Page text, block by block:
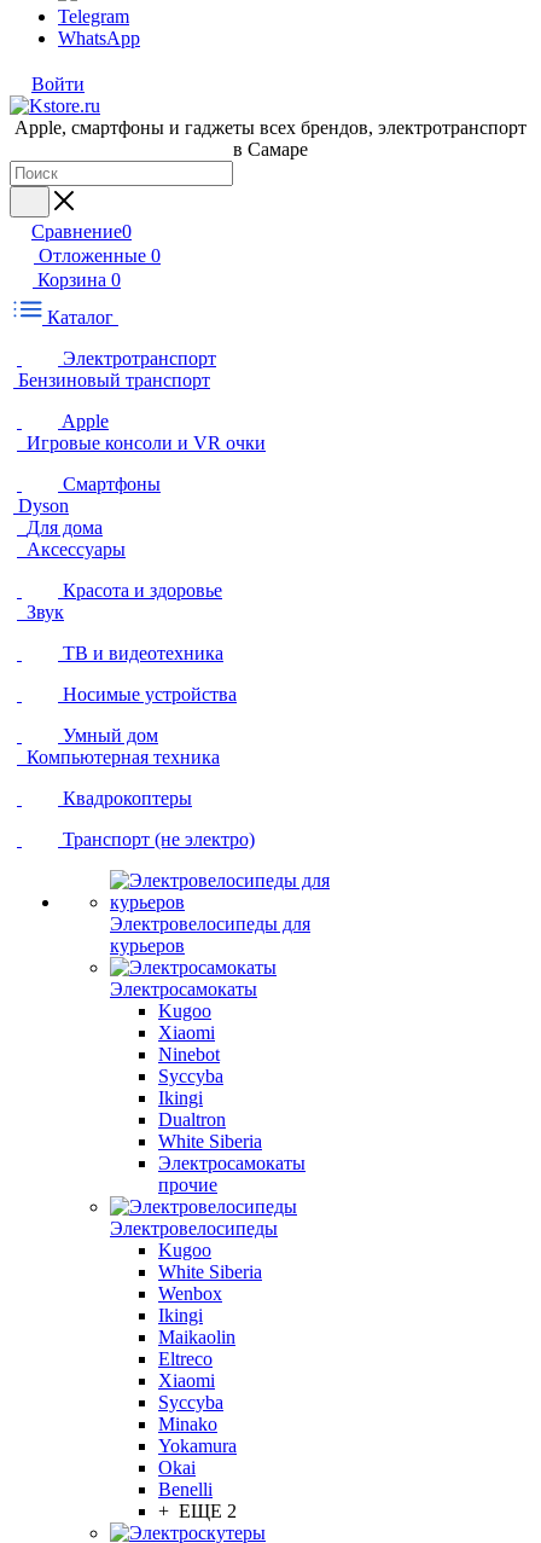
Telegram
WhatsApp
Войти
Apple, cмартфоны и гаджеты всех брендов, электротранспорт
в Самаре
Сравнение0
Отложенные 0
Корзина 0
Каталог
Электротранспорт
Бензиновый транспорт
Apple
Игровые консоли и VR очки
Смартфоны
Dyson
Для дома
Аксессуары
Красота и здоровье
Звук
ТВ и видеотехника
Носимые устройства
Умный дом
Компьютерная техника
Квадрокоптеры
Транспорт (не электро)
Электровелосипеды для
курьеров
Электросамокаты
Kugoo
Xiaomi
Ninebot
Syccyba
Ikingi
Dualtron
White Siberia
Электросамокаты
прочие
Электровелосипеды
Kugoo
White Siberia
Wenbox
Ikingi
Maikaolin
Eltreco
Xiaomi
Syccyba
Minako
Yokamura
Okai
Benelli
+ ЕЩЕ 2